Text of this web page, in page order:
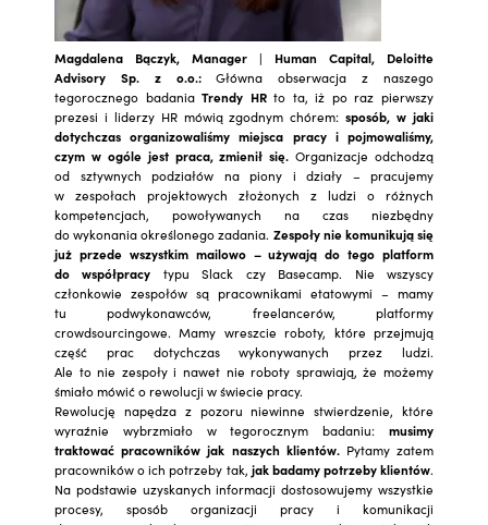
Magdalena Bączyk, Manager | Human Capital, Deloitte
Advisory Sp. z o.o.:Główna obserwacja z naszego
tegorocznego badaniaTrendy HRto ta, iż po raz pierwszy
prezesi i liderzy HR mówią zgodnym chórem:sposób, w jaki
dotychczas organizowaliśmy miejsca pracy i pojmowaliśmy,
czym w ogóle jest praca, zmienił się.Organizacje odchodzą
od sztywnych podziałów na piony i działy – pracujemy
w zespołach projektowych złożonych z ludzi o różnych
kompetencjach, powoływanych na czas niezbędny
do wykonania określonego zadania. Zespoły nie komunikują się
już przede wszystkim mailowo – używają do tego platform
do współpracy typu Slack czy Basecamp. Nie wszyscy
członkowie zespołów są pracownikami etatowymi – mamy
tu podwykonawców, freelancerów, platformy
crowdsourcingowe. Mamy wreszcie roboty, które przejmują
część prac dotychczas wykonywanych przez ludzi.
Ale to nie zespoły i nawet nie roboty sprawiają, że możemy
śmiało mówić o rewolucji w świecie pracy.
Rewolucję napędza z pozoru niewinne stwierdzenie, które
wyraźnie wybrzmiało w tegorocznym badaniu: musimy
traktować pracowników jak naszych klientów.Pytamy zatem
pracowników o ich potrzeby tak, jak badamy potrzeby klientów.
Na podstawie uzyskanych informacji dostosowujemy wszystkie
procesy, sposób organizacji pracy i komunikacji